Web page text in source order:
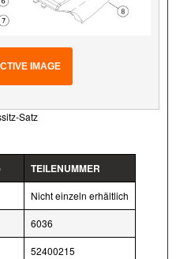
IMAGE
Satz
TEILENUMMER
Nicht einzeln erhältlich
6036
52400215